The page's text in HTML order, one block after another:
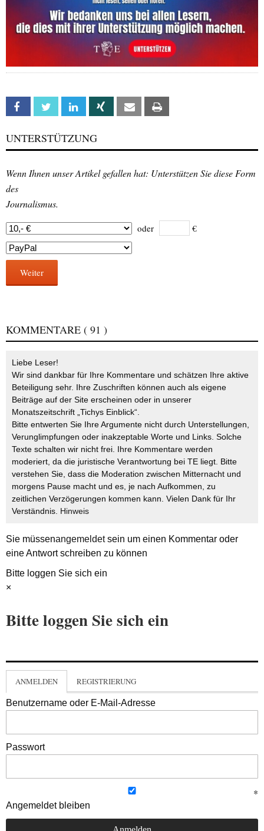
Facebook Twitter Linkedin Xing Email
UNTERSTÜTZUNG
Wenn Ihnen unser Artikel gefallen hat: Unterstützen Sie diese Form
des
Journalismus.
oder €
Weiter
KOMMENTARE ( 91 )
Liebe Leser!
Wir sind dankbar für Ihre Kommentare und schätzen Ihre aktive
Beteiligung sehr. Ihre Zuschriften können auch als eigene
Beiträge auf der Site erscheinen oder in unserer
Monatszeitschrift „Tichys Einblick“.
Bitte entwerten Sie Ihre Argumente nicht durch Unterstellungen,
Verunglimpfungen oder inakzeptable Worte und Links. Solche
Texte schalten wir nicht frei. Ihre Kommentare werden
moderiert, da die juristische Verantwortung bei TE liegt. Bitte
verstehen Sie, dass die Moderation zwischen Mitternacht und
morgens Pause macht und es, je nach Aufkommen, zu
zeitlichen Verzögerungen kommen kann. Vielen Dank für Ihr
Verständnis. Hinweis
Sie müssenangemeldetsein um einen Kommentar oder
eine Antwort schreiben zu können
Bitte loggen Sie sich ein
×
Bitte loggen Sie sich ein
ANMELDEN REGISTRIERUNG
Benutzername oder E-Mail-Adresse
Passwort
Angemeldet bleiben